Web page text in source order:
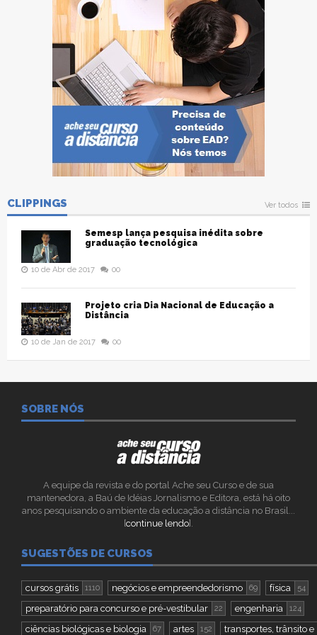
CLIPPINGS Ver todos
Semesp lança pesquisa inédita sobre
graduação tecnológica
10 de Abr de 2017 00
Projeto cria Dia Nacional de Educação a
Distância
10 de Jan de 2017 00
SOBRE NÓS
A equipe da revista e do portal Ache seu Curso e de sua
mantenedora, a Baú de Idéias Jornalismo e Editora, está há oito
anos pesquisando o ambiente da educação a distância no Brasil...
[continue lendo].
SUGESTÕES DE CURSOS
cursos grátis 1110 negócios e empreendedorismo 69 física 54
preparatório para concurso e pré-vestibular 22 engenharia 124
ciências biológicas e biologia 67 artes 152
transportes, trânsito e